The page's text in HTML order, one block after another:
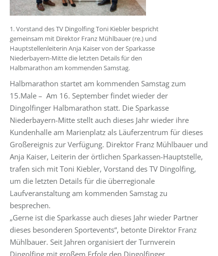
1. Vorstand des TV Dingolfing Toni Kiebler bespricht
gemeinsam mit Direktor Franz Mühlbauer (re.) und
Hauptstellenleiterin Anja Kaiser von der Sparkasse
Niederbayern-Mitte die letzten Details für den
Halbmarathon am kommenden Samstag.
Halbmarathon startet am kommenden Samstag zum
15.Male – Am 16. September findet wieder der
Dingolfinger Halbmarathon statt. Die Sparkasse
Niederbayern-Mitte stellt auch dieses Jahr wieder ihre
Kundenhalle am Marienplatz als Läuferzentrum für dieses
Großereignis zur Verfügung. Direktor Franz Mühlbauer und
Anja Kaiser, Leiterin der örtlichen Sparkassen-Hauptstelle,
trafen sich mit Toni Kiebler, Vorstand des TV Dingolfing,
um die letzten Details für die überregionale
Laufveranstaltung am kommenden Samstag zu
besprechen.
„Gerne ist die Sparkasse auch dieses Jahr wieder Partner
dieses besonderen Sportevents“, betonte Direktor Franz
Mühlbauer. Seit Jahren organisiert der Turnverein
Dingolfing mit großem Erfolg den Dingolfinger